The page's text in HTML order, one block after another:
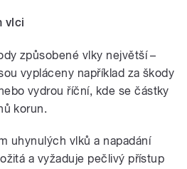
vlci
způsobené vlky největší –
vypláceny například za škody
vydrou říční, kde se částky
korun.
uhynulých vlků a napadání
a vyžaduje pečlivý přístup